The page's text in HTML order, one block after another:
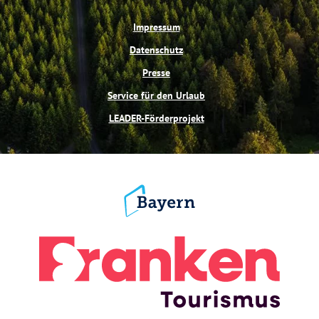
Impressum
Datenschutz
Presse
Service für den Urlaub
LEADER-Förderprojekt